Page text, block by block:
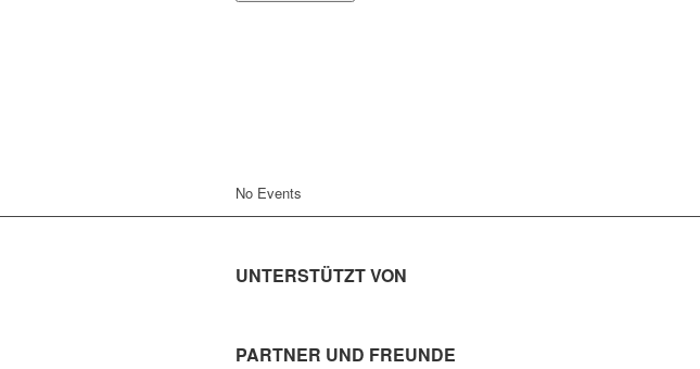
No Events
UNTERSTÜTZT VON
PARTNER UND FREUNDE